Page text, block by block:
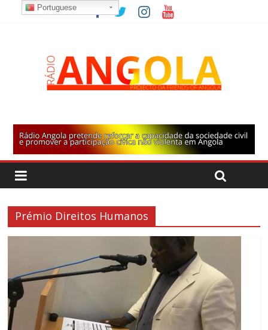
Prémio Direitos Humanos
Portuguese